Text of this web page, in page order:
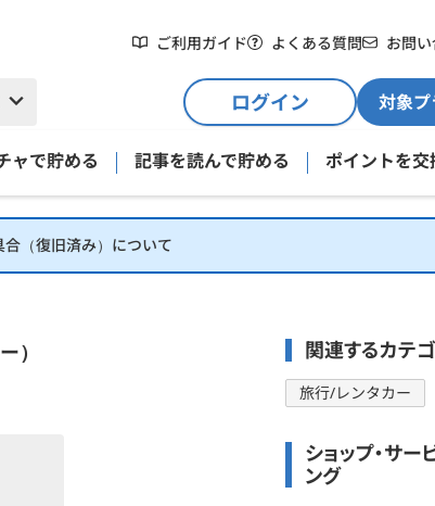
ご利用ガイド よくある質問 お問
ログイン 対象
ャで貯める 記事を読んで貯める ポイントを交
合（復旧済み）について
） 関連するカテ
旅行/レンタカー
ショップ・サ
ング